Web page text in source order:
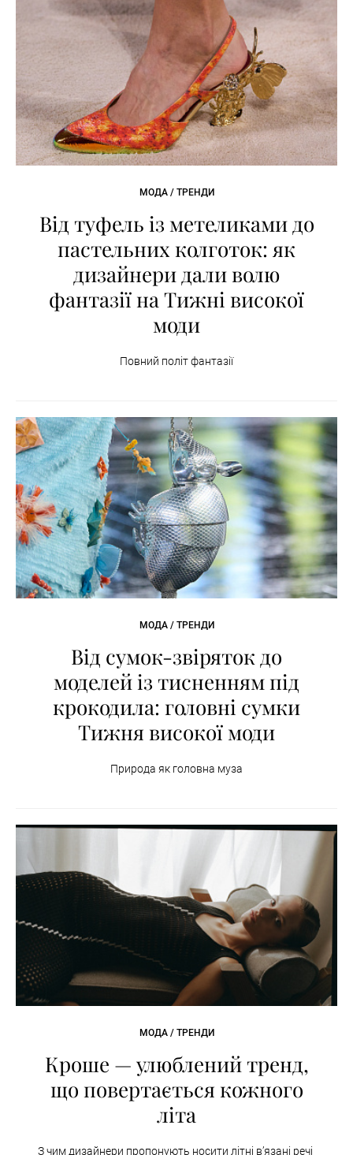
МОДА / ТРЕНДИ
Від туфель із метеликами до
пастельних колготок: як
дизайнери дали волю
фантазії на Тижні високої
моди
Повний політ фантазії
МОДА / ТРЕНДИ
Від сумок-звіряток до
моделей із тисненням під
крокодила: головні сумки
Тижня високої моди
Природа як головна муза
МОДА / ТРЕНДИ
Кроше — улюблений тренд,
що повертається кожного
літа
З чим дизайнери пропонують носити літні вʼязані речі